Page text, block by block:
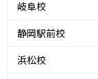
岐阜校
静岡駅前校
浜松校